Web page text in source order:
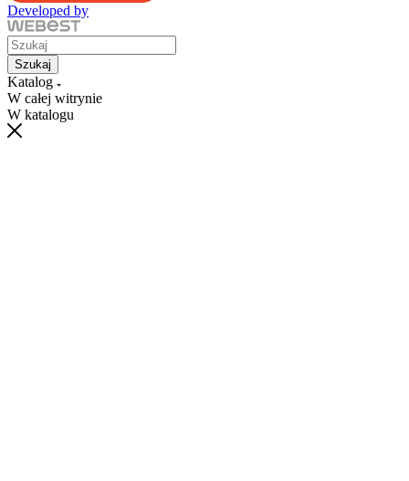
Developed by
Szukaj
Katalog
W całej witrynie
W katalogu